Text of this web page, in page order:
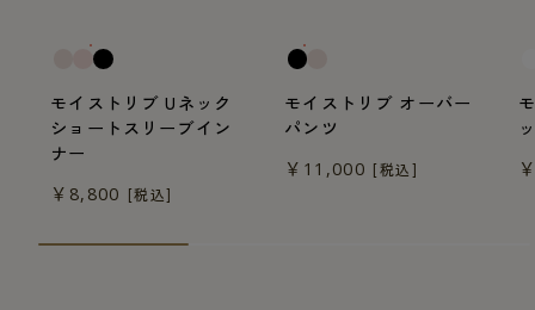
モイストリブ Uネック
ショートスリーブイン
ナー
￥8,800 [税込]
モイストリブ オーバー
パンツ
￥11,000 [税込]